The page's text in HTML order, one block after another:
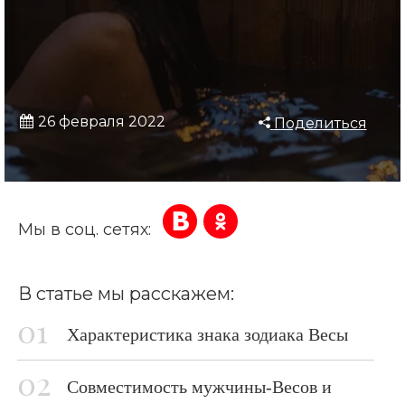
26 февраля 2022 Поделиться
Мы в соц. сетях:
В статье мы расскажем:
Характеристика знака зодиака Весы
Совместимость мужчины-Весов и